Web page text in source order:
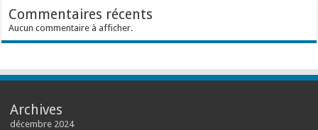
Commentaires récents
Aucun commentaire à afficher.
Archives
décembre 2024